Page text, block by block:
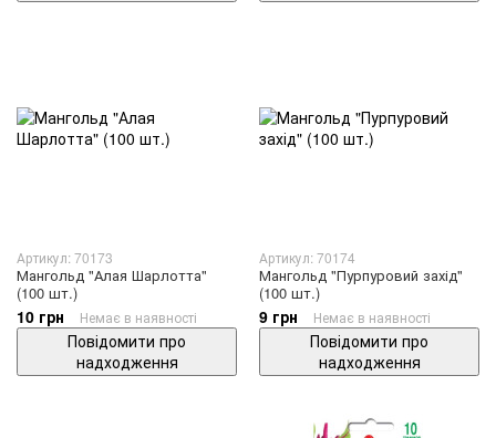
Артикул: 70173
Мангольд "Алая Шарлотта"
(100 шт.)
10 грн Немає в наявності
Повідомити про
надходження
Артикул: 70174
Мангольд "Пурпуровий захід"
(100 шт.)
9 грн Немає в наявності
Повідомити про
надходження